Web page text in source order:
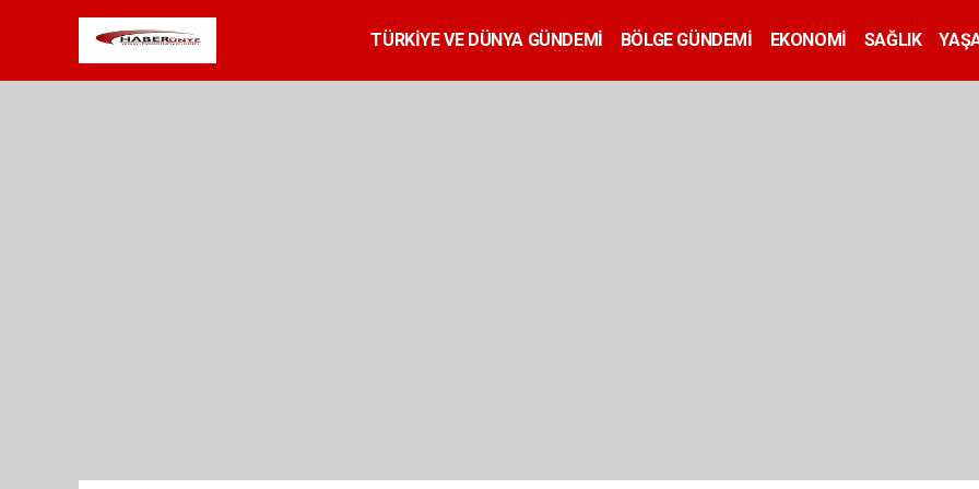
TÜRKİYE VE DÜNYA GÜNDEMİ BÖLGE GÜNDEMİ EKONOMİ SAĞLIK